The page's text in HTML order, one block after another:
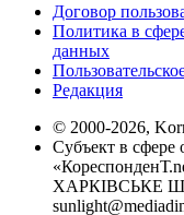
Договор
Политика в
данных
Редакция
© 2000-2026,
Субъект в сфере
ХАРКІВСЬКЕ